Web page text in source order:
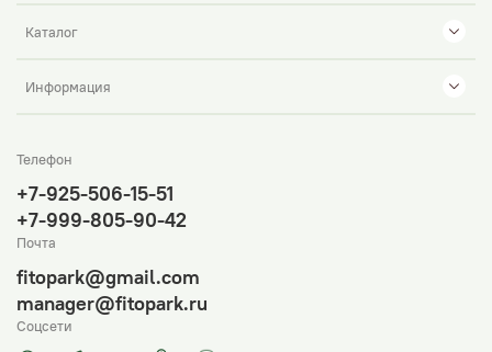
Каталог
Информация
Телефон
+7-925-506-15-51
+7-999-805-90-42
Почта
fitopark@gmail.com
manager@fitopark.ru
Соцсети